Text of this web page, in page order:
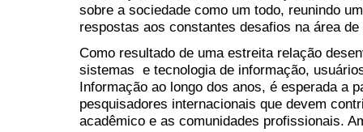
sobre a sociedade como um todo, reunindo
respostas aos constantes desafios na área de
Como resultado de uma estreita relação
sistemas e tecnologia de informação,
Informação ao longo dos anos, é esperada a
pesquisadores internacionais que devem
acadêmico e as comunidades profissionais.